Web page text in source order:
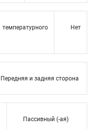
Нет
Передняя и задняя сторона
Пассивный (-ая)